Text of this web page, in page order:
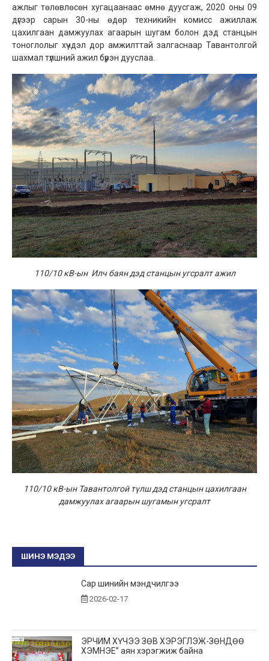
ажлыг төлөвлөсөн хугацаанаас өмнө дуусгаж, 2020 оны 09
дүгээр сарын 30-ны өдөр техникийн комисс ажиллаж
цахилгаан дамжуулах агаарын шугам болон дэд станцын
тоноглолыг хүчдэл дор амжилттай залгаснаар Тавантолгой
шахмал түлшний ажил бүрэн дууслаа.
110/10 кВ-ын Илч баян дэд станцын угсралт ажил
110/10 кВ-ын Тавантолгой түлш дэд станцын цахилгаан
дамжуулах агаарын шугамын угсралт
ШИНЭ МЭДЭЭ
Сар шинийн мэндчилгээ
2026-02-17
ЭРЧИМ ХҮЧЭЭ ЗӨВ ХЭРЭГЛЭЖ-ЗӨНДӨӨ
ХЭМНЭЕ” аян хэрэгжиж байна